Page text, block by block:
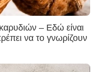
– Εδώ είναι
να το γνωρίζουν